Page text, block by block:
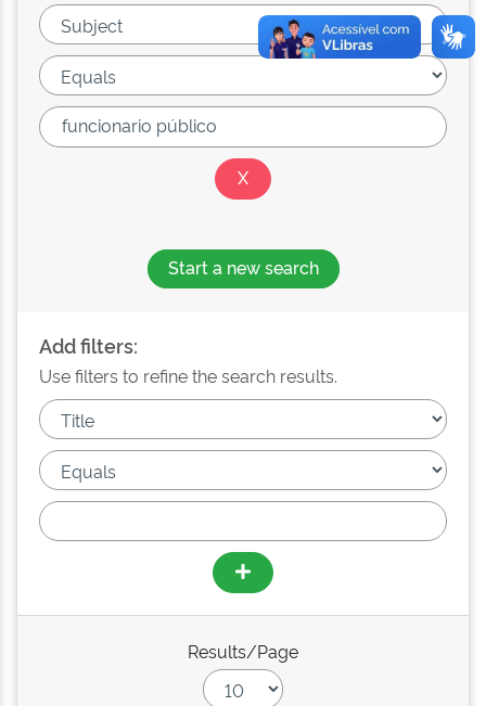
Start a new search
Add filters:
Use filters to refine the search results.
Results/Page